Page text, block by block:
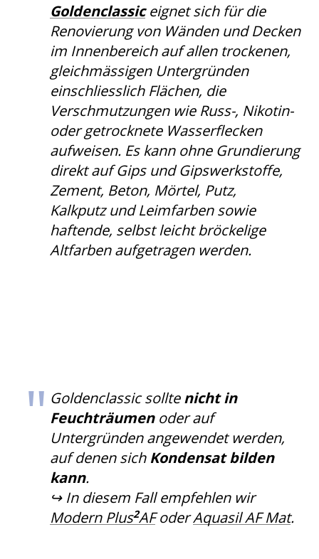
Goldenclassiceignet sich für die
Renovierung von Wänden und Decken
im Innenbereich auf allen trockenen,
gleichmässigen Untergründen
einschliesslich Flächen, die
Verschmutzungen wie Russ-, Nikotin-
oder getrocknete Wasserflecken
aufweisen. Es kann ohne Grundierung
direkt auf Gips und Gipswerkstoffe,
Zement, Beton, Mörtel, Putz,
Kalkputz und Leimfarben sowie
haftende, selbst leicht bröckelige
Altfarben aufgetragen werden.
Goldenclassic solltenicht in
Feuchträumenoder auf
Untergründen angewendet werden,
auf denen sich Kondensat bilden
kann.
↪ In diesem Fall empfehlen wir
Modern Plus2AFoderAquasil AF Mat.